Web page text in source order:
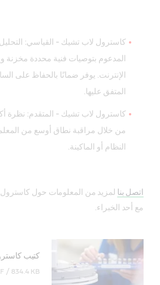
كاسترول لاب تشيك - القياسي: التحليل
المدعوم بتوصيات فنية محددة مخزنة
الإنترنت. يوفر ضمانًا بالحفاظ على
المتفق عليها.
كاسترول لاب تشيك - المتقدم: نظرة
من خلال مراقبة نطاق أوسع من
النظام أو الماكينة.
اتصل بنا
لمزيد من المعلومات حول
مع أحد الخبراء.
كتيب
/ 834.4 KB